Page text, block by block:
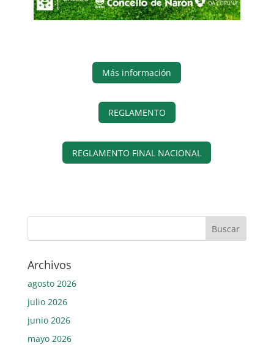
Más información
REGLAMENTO
REGLAMENTO FINAL NACIONAL
Archivos
agosto 2026
julio 2026
junio 2026
mayo 2026